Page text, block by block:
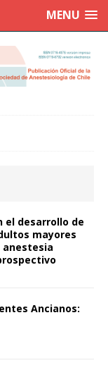
MENU
el desarrollo de
mayores
Ancianos: